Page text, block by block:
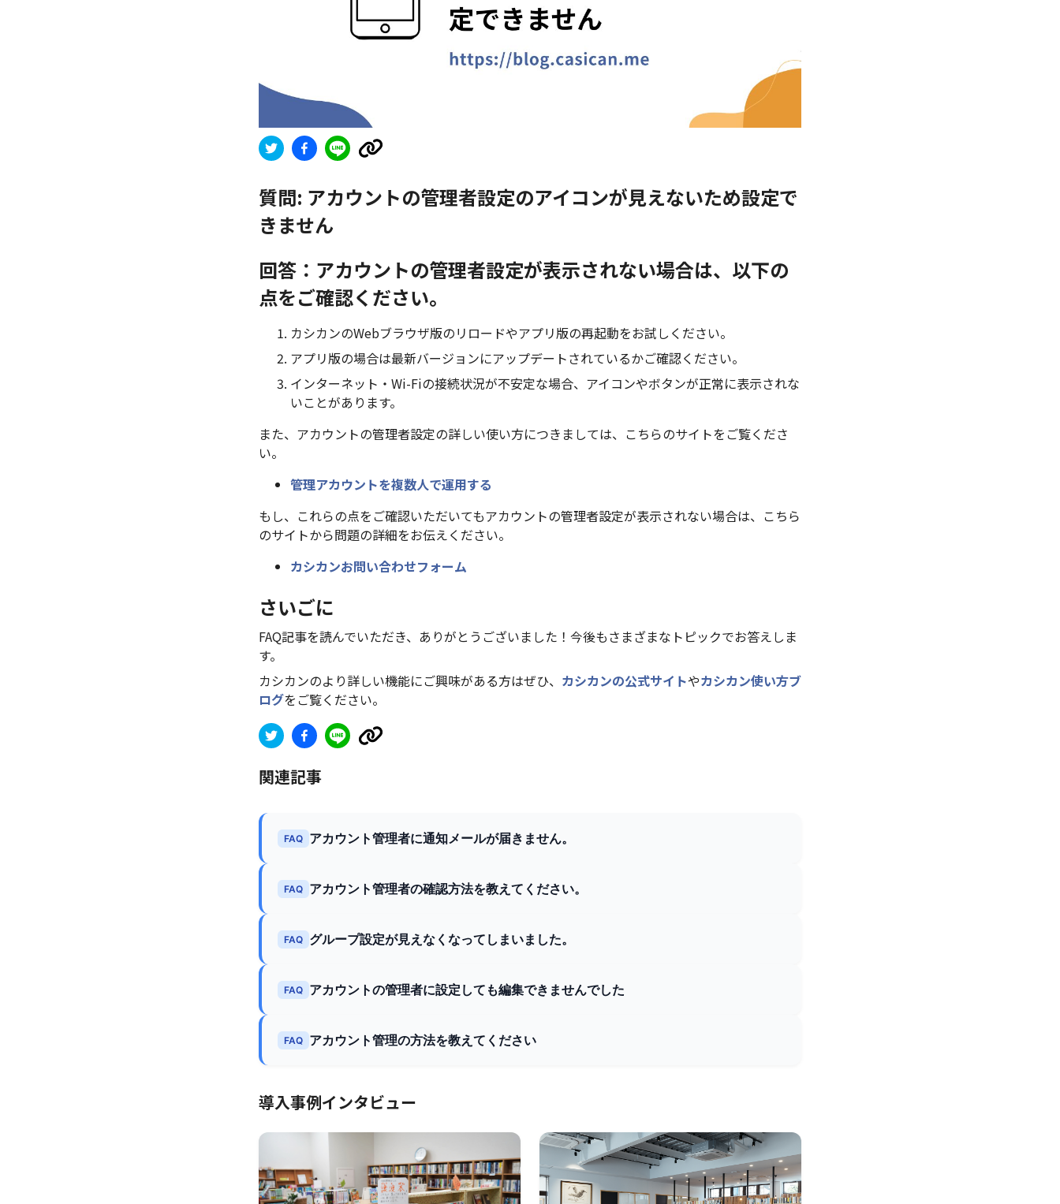
質問: アカウントの管理者設定のアイコンが見えないため設定で
きません
回答：アカウントの管理者設定が表示されない場合は、以下の
点をご確認ください。
カシカンのWebブラウザ版のリロードやアプリ版の再起動をお試しください。
アプリ版の場合は最新バージョンにアップデートされているかご確認ください。
インターネット・Wi-Fiの接続状況が不安定な場合、アイコンやボタンが正常に表示されな
いことがあります。
また、アカウントの管理者設定の詳しい使い方につきましては、こちらのサイトをご覧くださ
い。
管理アカウントを複数人で運用する
もし、これらの点をご確認いただいてもアカウントの管理者設定が表示されない場合は、こちら
のサイトから問題の詳細をお伝えください。
カシカンお問い合わせフォーム
さいごに
FAQ記事を読んでいただき、ありがとうございました！今後もさまざまなトピックでお答えしま
す。
カシカンのより詳しい機能にご興味がある方はぜひ、 カシカンの公式サイトやカシカン使い方ブ
ログをご覧ください。
関連記事
FAQ アカウント管理者に通知メールが届きません。
FAQ アカウント管理者の確認方法を教えてください。
FAQ グループ設定が見えなくなってしまいました。
FAQ アカウントの管理者に設定しても編集できませんでした
FAQ アカウント管理の方法を教えてください
導入事例インタビュー